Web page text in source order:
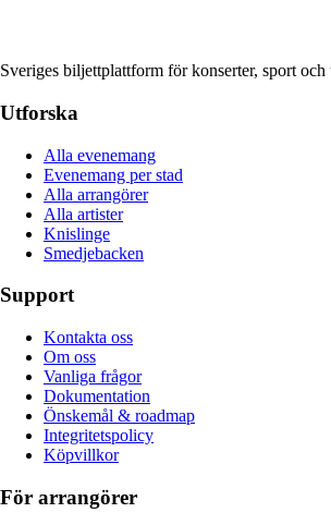
Sveriges biljettplattform för konserter, sport
Utforska
Alla evenemang
Evenemang per stad
Alla arrangörer
Alla artister
Knislinge
Smedjebacken
Support
Kontakta oss
Om oss
Vanliga frågor
Dokumentation
Önskemål & roadmap
Integritetspolicy
Köpvillkor
För arrangörer